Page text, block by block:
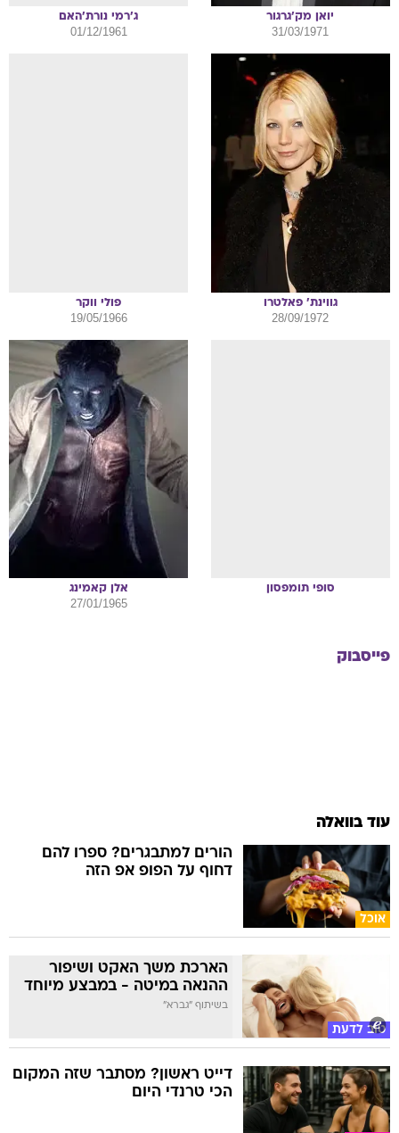
יואן מק'גרגור
31/03/1971
ג'רמי נורת'האם
01/12/1961
גווינת' פאלטרו
28/09/1972
פולי ווקר
19/05/1966
סופי תומפסון אלן קאמינג
27/01/1965
פייסבוק
עוד בוואלה
אוכל
הורים למתבגרים? ספרו להם
דחוף על הפופ אפ הזה
טוב לדעת
הארכת משך האקט ושיפור
ההנאה במיטה - במבצע מיוחד
בשיתוף "גברא"
דייט ראשון? מסתבר שזה המקום
הכי טרנדי היום